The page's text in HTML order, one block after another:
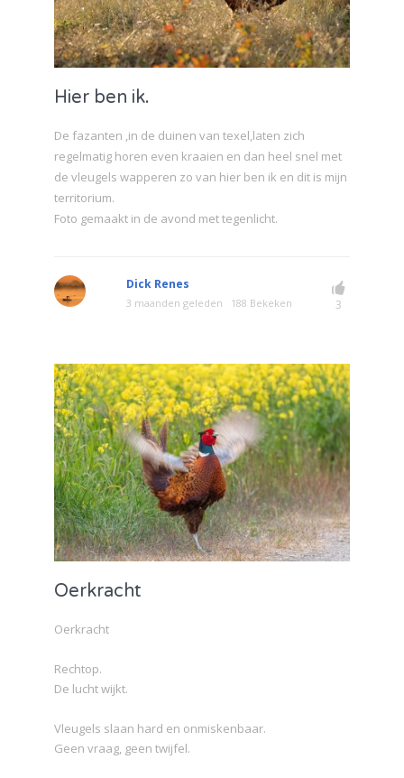
Hier ben ik.
De fazanten ,in de duinen van texel,laten zich
regelmatig horen even kraaien en dan heel snel met
de vleugels wapperen zo van hier ben ik en dit is mijn
territorium.
Foto gemaakt in de avond met tegenlicht.
Dick Renes
3 maanden geleden 188 Bekeken 3
Oerkracht
Oerkracht
Rechtop.
De lucht wijkt.
Vleugels slaan hard en onmiskenbaar.
Geen vraag, geen twijfel.